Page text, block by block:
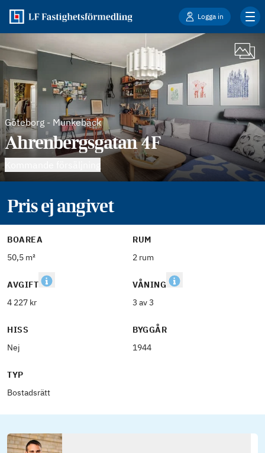
Logga in
Göteborg - Munkebäck
Ahrenbergsgatan 4F
Pris ej angivet
BOAREA
50,5 m²
RUM
2 rum
AVGIFT
4 227 kr
VÅNING
3 av 3
HISS
Nej
BYGGÅR
1944
TYP
Bostadsrätt